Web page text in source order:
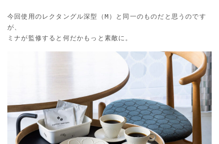
今回使用のレクタングル深型（M）と同一のものだと思うのです
が、
ミナが監修すると何だかもっと素敵に。